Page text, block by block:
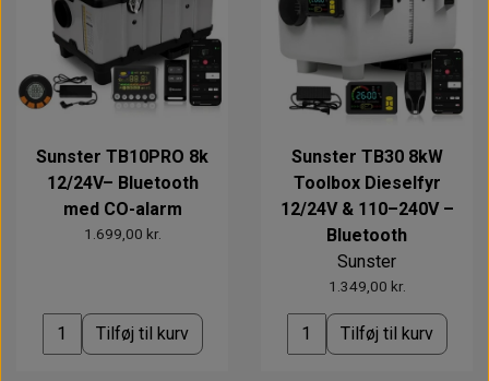
Sunster TB10PRO 8k
12/24V– Bluetooth
med CO-alarm
1.699,00 kr.
Tilføj til kurv
Sunster TB30 8kW
Toolbox Dieselfyr
12/24V & 110–240V –
Bluetooth
Sunster
1.349,00 kr.
Tilføj til kurv